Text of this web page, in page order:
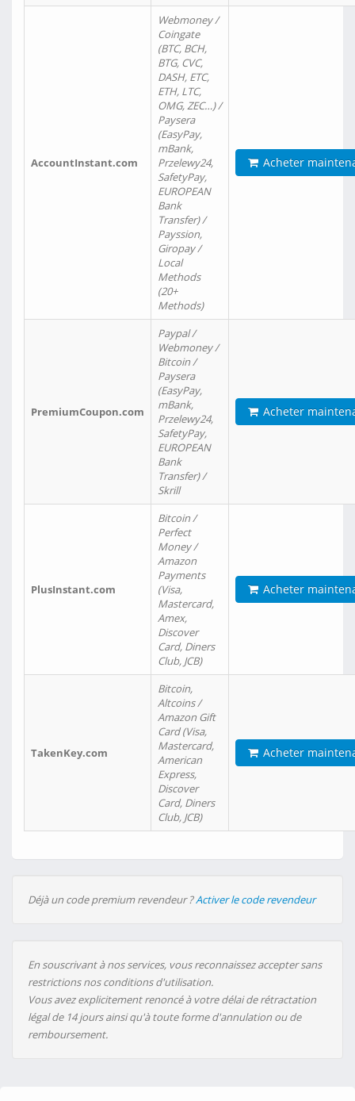
AccountInstant.com
Webmoney /
Coingate
(BTC, BCH,
BTG, CVC,
DASH, ETC,
ETH, LTC,
OMG, ZEC…) /
Paysera
(EasyPay,
mBank,
Przelewy24,
SafetyPay,
EUROPEAN
Bank
Transfer) /
Payssion,
Giropay /
Local
Methods
(20+
Methods)
Acheter
PremiumCoupon.com
Paypal /
Webmoney /
Bitcoin /
Paysera
(EasyPay,
mBank,
Przelewy24,
SafetyPay,
EUROPEAN
Bank
Transfer) /
Skrill
Acheter
PlusInstant.com
Bitcoin /
Perfect
Money /
Amazon
Payments
(Visa,
Mastercard,
Amex,
Discover
Card, Diners
Club, JCB)
Acheter
TakenKey.com
Bitcoin,
Altcoins /
Amazon Gift
Card (Visa,
Mastercard,
American
Express,
Discover
Card, Diners
Club, JCB)
Acheter
Déjà un code premium revendeur ?Activer le code revendeur
En souscrivant à nos services, vous reconnaissez accepter sans
restrictions nos conditions d'utilisation.
Vous avez explicitement renoncé à votre délai de rétractation
légal de 14 jours ainsi qu'à toute forme d'annulation ou de
remboursement.